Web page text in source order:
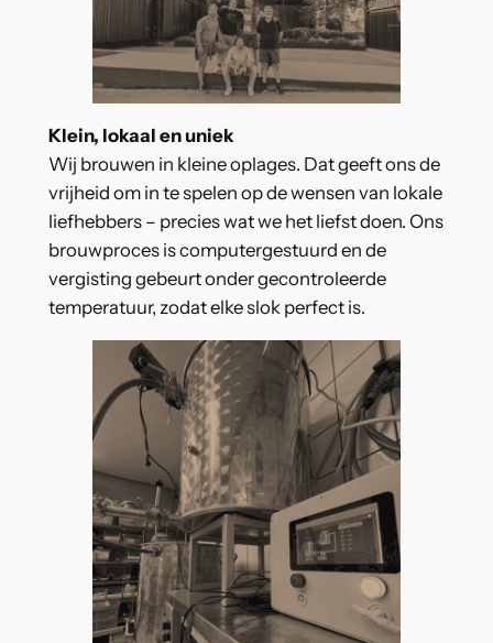
Klein, lokaal en uniek
Wij brouwen in kleine oplages. Dat geeft ons de
vrijheid om in te spelen op de wensen van lokale
liefhebbers – precies wat we het liefst doen. Ons
brouwproces is computergestuurd en de
vergisting gebeurt onder gecontroleerde
temperatuur, zodat elke slok perfect is.